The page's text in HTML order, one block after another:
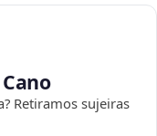
Retiramos sujeiras